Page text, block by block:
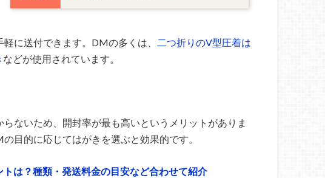
に送付できます。DMの多くは、
二つ折りのV型圧着は
などが使用されています。
ないため、開封率が最も高いというメリットがありま
目的に応じてはがきを選ぶと効果的です。
は？種類・発送料金の目安など合わせて紹介